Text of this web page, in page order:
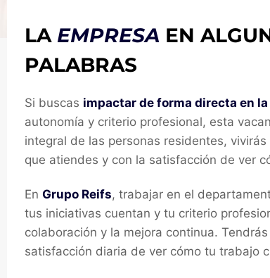
LA EMPRESA EN
PALABRAS
Si buscas impactar de forma directa en
autonomía y criterio profesional, esta
integral de las personas residentes,
que atiendes y con la satisfacción de ver
En Grupo Reifs, trabajar en el
tus iniciativas cuentan y tu criterio
colaboración y la mejora continua.
satisfacción diaria de ver cómo tu trabajo